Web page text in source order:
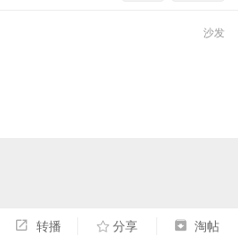
沙发
转播 分享 淘帖